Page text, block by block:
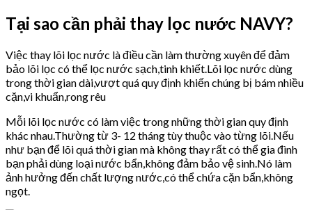
Tại sao cần phải thay lọc nước NAVY?
Việc thay lõi lọc nước là điều cần làm thường xuyên để đảm
bảo lõi lọc có thể lọc nước sạch,tinh khiết.Lõi lọc nước dùng
trong thời gian dài,vượt quá quy định khiến chúng bị bám nhiều
cặn,vi khuẩn,rong rêu
Mỗi lõi lọc nước có làm việc trong những thời gian quy định
khác nhau.Thường từ 3- 12 tháng tùy thuộc vào từng lõi.Nếu
như bạn để lõi quá thời gian mà không thay rất có thể gia đình
bạn phải dùng loại nước bẩn,không đảm bảo vệ sinh.Nó làm
ảnh hưởng đến chất lượng nước,có thể chứa cặn bẩn,không
ngọt.